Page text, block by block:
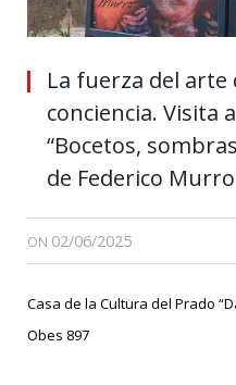
La fuerza del arte
conciencia. Visita
“Bocetos,
de Federico Murro
ON 02/06/2025
Casa de la Cultura del Prado
Obes 897